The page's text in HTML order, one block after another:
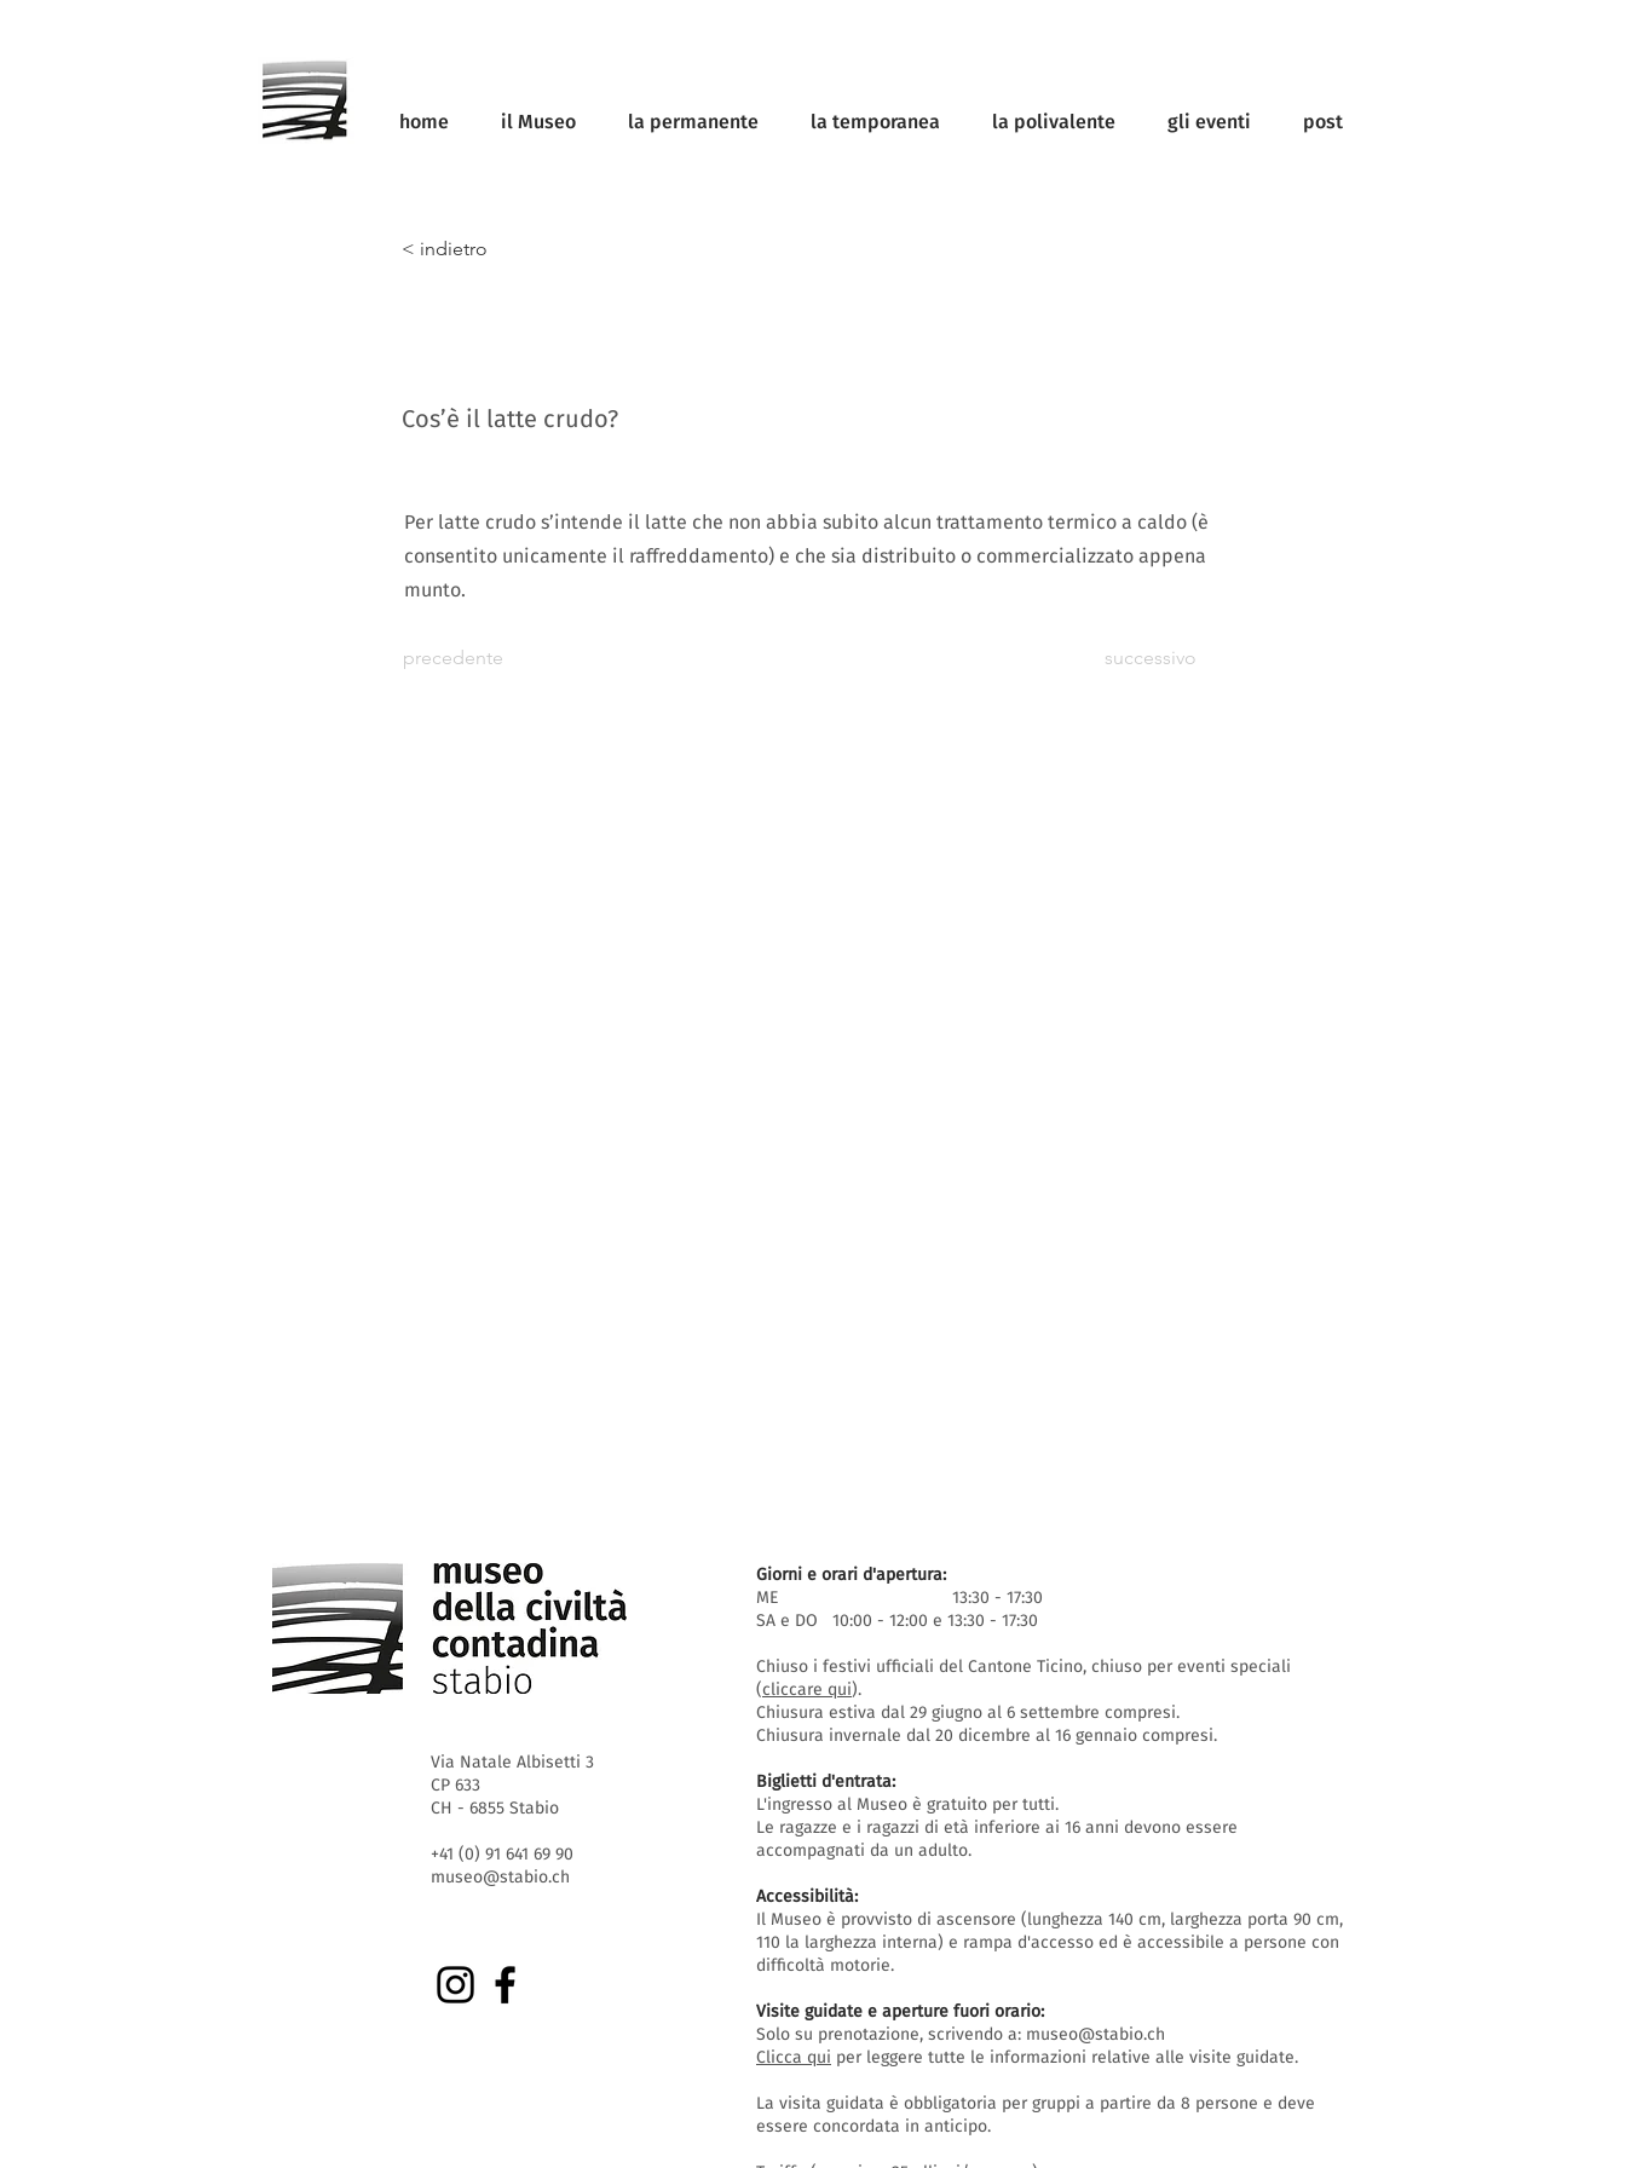
home il Museo la permanente la temporanea la polivalente gli eventi post
< indietro
Cos’è il latte crudo?
Per latte crudo s’intende il latte che non abbia subito alcun trattamento termico a caldo (è
consentito unicamente il raffreddamento) e che sia distribuito o commercializzato appena
munto.
precedente successivo
Via Natale Albisetti 3
CP 633
CH - 6855 Stabio
+41 (0) 91 641 69 90
museo@stabio.ch
Giorni e orari d'apertura:
ME 13:30 - 17:30
SA e DO 10:00 - 12:00 e 13:30 - 17:30
Chiuso i festivi ufficiali del Cantone Ticino, chiuso per eventi speciali
(cliccare qui).
Chiusura estiva dal 29 giugno al 6 settembre compresi.
Chiusura invernale dal 20 dicembre al 16 gennaio compresi.
Biglietti d'entrata:
L'ingresso al Museo è gratuito per tutti.
Le ragazze e i ragazzi di età inferiore ai 16 anni devono essere
accompagnati da un adulto.
Accessibilità:
Il Museo è provvisto di ascensore (lunghezza 140 cm, larghezza porta 90 cm,
110 la larghezza interna) e rampa d'accesso ed è accessibile a persone con
difficoltà motorie.
Visite guidate e aperture fuori orario:
Solo su prenotazione, scrivendo a: museo@stabio.ch
Clicca qui per leggere tutte le informazioni relative alle visite guidate.
La visita guidata è obbligatoria per gruppi a partire da 8 persone e deve
essere concordata in anticipo.